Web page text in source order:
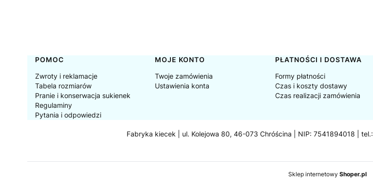
Linki w stopce
POMOC
Zwroty i reklamacje
Tabela rozmiarów
Pranie i konserwacja sukienek
Regulaminy
Pytania i odpowiedzi
MOJE KONTO
Twoje zamówienia
Ustawienia konta
PŁATNOŚCI I DOSTAWA
Formy płatności
Czas i koszty dostawy
Czas realizacji zamówienia
Fabryka kiecek | ul. Kolejowa 80, 46-073 Chróścina | NIP: 7541894018 | tel.:
Sklep internetowy Shoper.pl